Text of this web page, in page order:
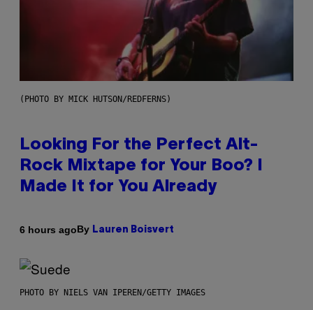
(PHOTO BY MICK HUTSON/REDFERNS)
Looking For the Perfect Alt-
Rock Mixtape for Your Boo? I
Made It for You Already
6 hours agoBy Lauren Boisvert
PHOTO BY NIELS VAN IPEREN/GETTY IMAGES